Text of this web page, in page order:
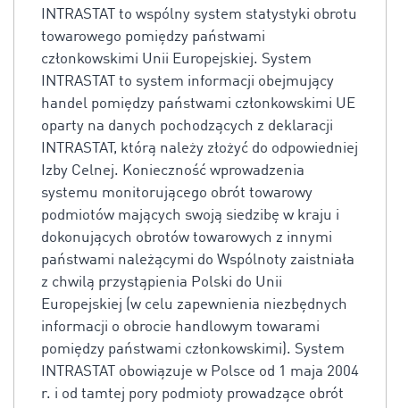
INTRASTAT to wspólny system statystyki obrotu
towarowego pomiędzy państwami
członkowskimi Unii Europejskiej. System
INTRASTAT to system informacji obejmujący
handel pomiędzy państwami członkowskimi UE
oparty na danych pochodzących z deklaracji
INTRASTAT, którą należy złożyć do odpowiedniej
Izby Celnej. Konieczność wprowadzenia
systemu monitorującego obrót towarowy
podmiotów mających swoją siedzibę w kraju i
dokonujących obrotów towarowych z innymi
państwami należącymi do Wspólnoty zaistniała
z chwilą przystąpienia Polski do Unii
Europejskiej (w celu zapewnienia niezbędnych
informacji o obrocie handlowym towarami
pomiędzy państwami członkowskimi). System
INTRASTAT obowiązuje w Polsce od 1 maja 2004
r. i od tamtej pory podmioty prowadzące obrót